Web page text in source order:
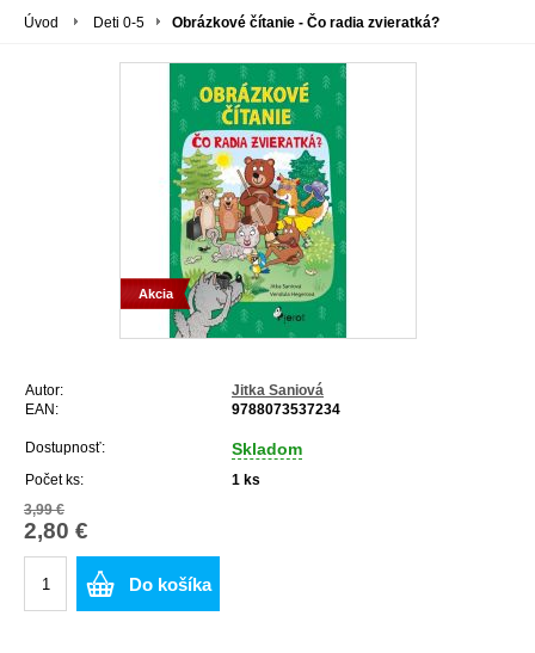
Úvod Deti 0-5 Obrázkové čítanie - Čo radia zvieratká?
Akcia
Autor:
Jitka Saniová
EAN:
9788073537234
Dostupnosť: Skladom
Počet ks: 1 ks
3,99 €
2,80 €
Do košíka